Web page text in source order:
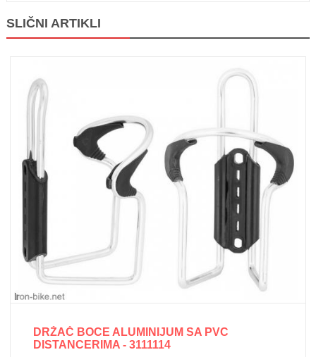
SLIČNI ARTIKLI
DRŽAČ BOCE ALUMINIJUM SA PVC
DISTANCERIMA - 3111114